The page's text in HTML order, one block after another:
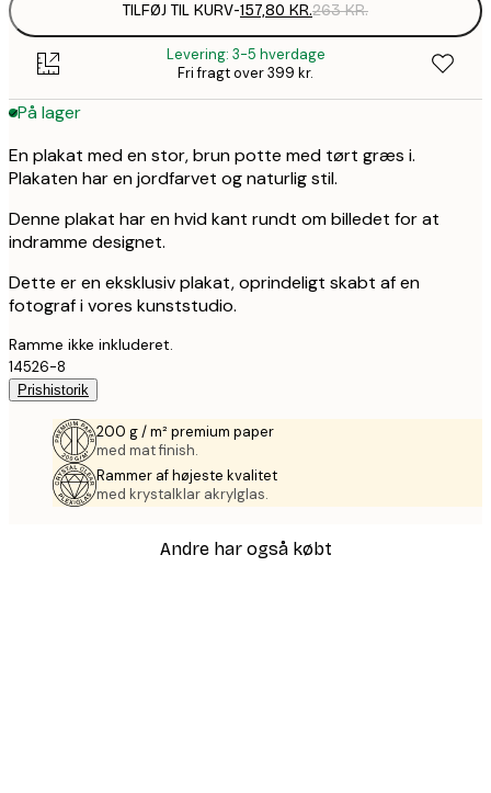
TILFØJ TIL KURV-157,80 KR.263 KR.
Levering: 3-5 hverdage
Fri fragt over 399 kr.
På lager
En plakat med en stor, brun potte med tørt græs i.
Plakaten har en jordfarvet og naturlig stil.
Denne plakat har en hvid kant rundt om billedet for at
indramme designet.
Dette er en eksklusiv plakat, oprindeligt skabt af en
fotograf i vores kunststudio.
Ramme ikke inkluderet.
14526-8
Prishistorik
200 g / m² premium paper
med mat finish.
Rammer af højeste kvalitet
med krystalklar akrylglas.
Andre har også købt